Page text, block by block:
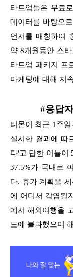
타트업들은 무료
데이터를 바탕으
언서를 매칭하여
약 8개월동안 스
타트업 패키지 프
마케팅에 대해 지
#응답
티몬이 최근 1주
실시한 결과에 따
다'고 답한 이들이
37.5%가 국내로
다. 휴가 계획을
에 어디서 감염될
에서 해외여행을
도에 불과했으며